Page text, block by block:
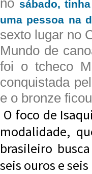
no sábado,
uma pessoa na
sexto lugar no
Mundo de
foi o tcheco
conquistada
e o bronze
O foco de
modalidade,
brasileiro
seis ouros e